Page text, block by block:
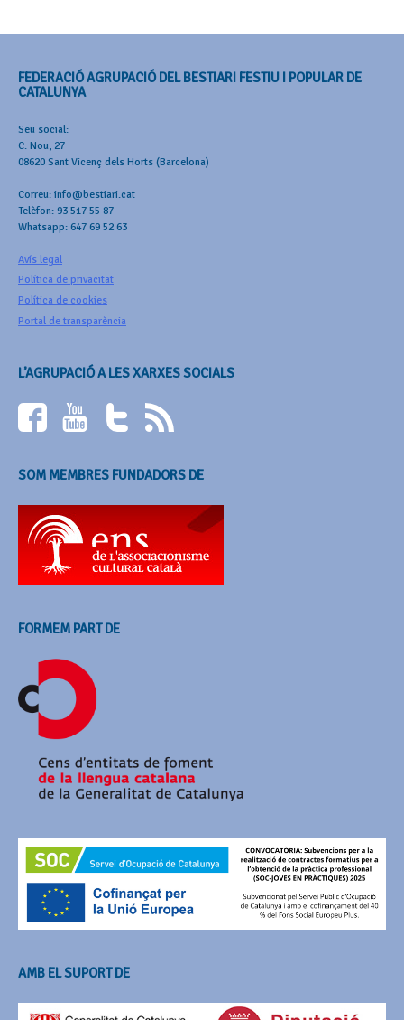
FEDERACIÓ AGRUPACIÓ DEL BESTIARI FESTIU I POPULAR DE
CATALUNYA
Seu social:
C. Nou, 27
08620 Sant Vicenç dels Horts (Barcelona)
Correu: info@bestiari.cat
Telèfon: 93 517 55 87
Whatsapp: 647 69 52 63
Avís legal
Política de privacitat
Política de cookies
Portal de transparència
L’AGRUPACIÓ A LES XARXES SOCIALS
SOM MEMBRES FUNDADORS DE
FORMEM PART DE
AMB EL SUPORT DE